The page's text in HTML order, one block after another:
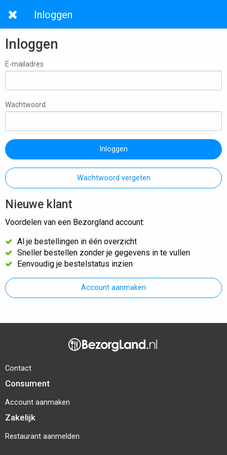
Inloggen
Inloggen
E-mailadres
Wachtwoord
Inloggen
Wachtwoord vergeten
Nieuwe klant
Voordelen van een Bezorgland account:
Al je bestellingen in één overzicht
Sneller bestellen zonder je gegevens in te vullen
Eenvoudig je bestelstatus inzien
Account aanmaken
Contact
Consument
Account aanmaken
Zakelijk
Restaurant aanmelden